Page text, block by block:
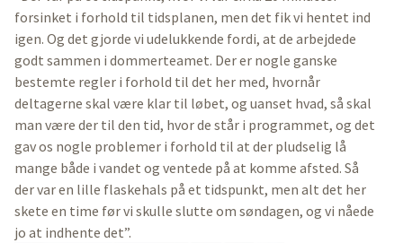
forsinket i forhold til tidsplanen, men det fik vi hentet ind
igen. Og det gjorde vi udelukkende fordi, at de arbejdede
godt sammen i dommerteamet. Der er nogle ganske
bestemte regler i forhold til det her med, hvornår
deltagerne skal være klar til løbet, og uanset hvad, så skal
man være der til den tid, hvor de står i programmet, og det
gav os nogle problemer i forhold til at der pludselig lå
mange både i vandet og ventede på at komme afsted. Så
der var en lille flaskehals på et tidspunkt, men alt det her
skete en time før vi skulle slutte om søndagen, og vi nåede
jo at indhente det”.